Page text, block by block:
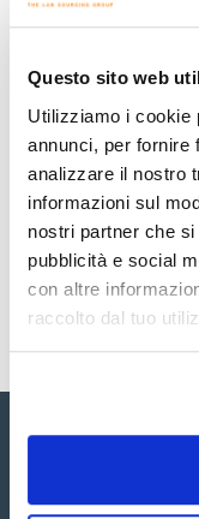
Questo sito web
Utilizziamo i cookie
annunci, per fornire
analizzare il nostro
informazioni sul
nostri partner che
pubblicità e social
con altre
raccolto dal tuo
TDS / Scheda
Registrati per i
SDS / Scheda di
Sicurezza
Registrati per i